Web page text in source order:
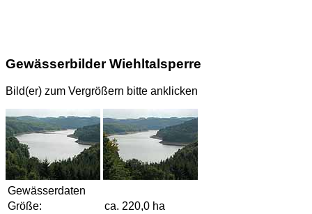
Gewässerbilder Wiehltalsperre
Bild(er) zum Vergrößern bitte anklicken
Gewässerdaten
Größe:
ca. 220,0 ha